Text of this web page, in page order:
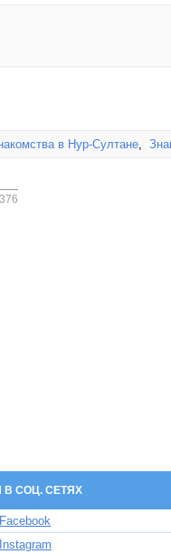
в Нур-Султане,
В СОЦ. СЕТЯХ
Facebook
Instagram